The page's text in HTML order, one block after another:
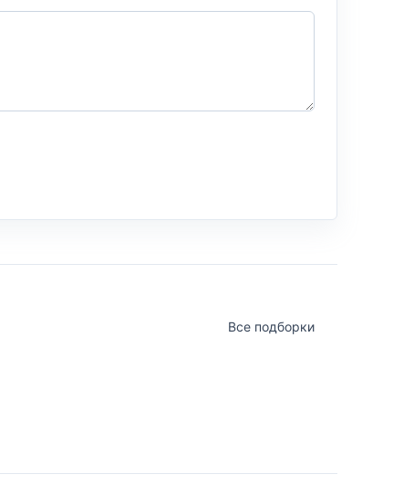
Все подборки